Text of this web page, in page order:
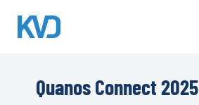
Quanos Connect 2025